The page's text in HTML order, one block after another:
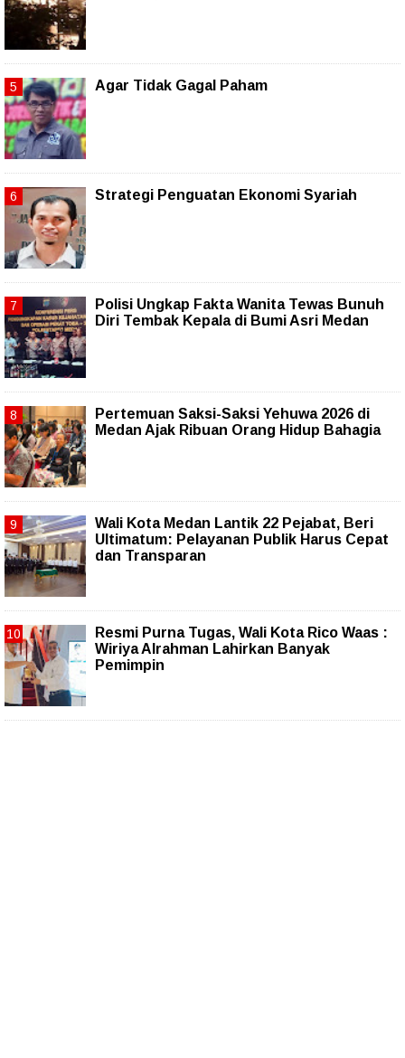
Agar Tidak Gagal Paham
Strategi Penguatan Ekonomi Syariah
Polisi Ungkap Fakta Wanita Tewas Bunuh
Diri Tembak Kepala di Bumi Asri Medan
Pertemuan Saksi-Saksi Yehuwa 2026 di
Medan Ajak Ribuan Orang Hidup Bahagia
Wali Kota Medan Lantik 22 Pejabat, Beri
Ultimatum: Pelayanan Publik Harus Cepat
dan Transparan
Resmi Purna Tugas, Wali Kota Rico Waas :
Wiriya Alrahman Lahirkan Banyak
Pemimpin